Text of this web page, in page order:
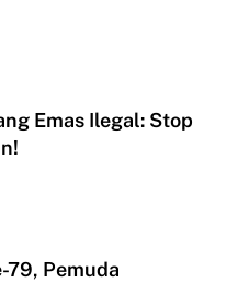
Emas Ilegal: Stop
79, Pemuda